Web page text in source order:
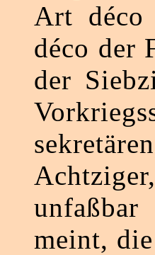
Art déco
déco der
der
meint,